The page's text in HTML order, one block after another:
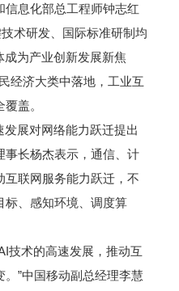
信息化部总工程师钟志红
术研发、国际标准研制均
为产业创新发展新焦
经济大类中落地，工业互
盖。
展对网络能力跃迁提出
事长杨杰表示，通信、计
联网服务能力跃迁，不
标、感知环境、调度算
术的高速发展，推动互
”中国移动副总经理李慧